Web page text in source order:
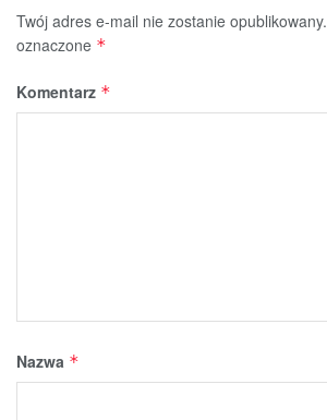
Twój adres e-mail nie zostanie opublikowany.
oznaczone *
Komentarz *
Nazwa *